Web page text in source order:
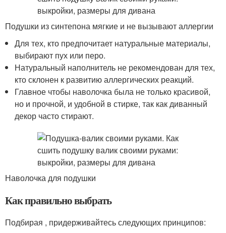
Подушки из синтепона мягкие и не вызывают аллергии
Для тех, кто предпочитает натуральные материалы,
выбирают пух или перо.
Натуральный наполнитель не рекомендован для тех,
кто склонен к развитию аллергических реакций.
Главное чтобы наволочка была не только красивой,
но и прочной, и удобной в стирке, так как диванный
декор часто стирают.
Наволочка для подушки
Как правильно выбрать
Подбирая , придерживайтесь следующих принципов: